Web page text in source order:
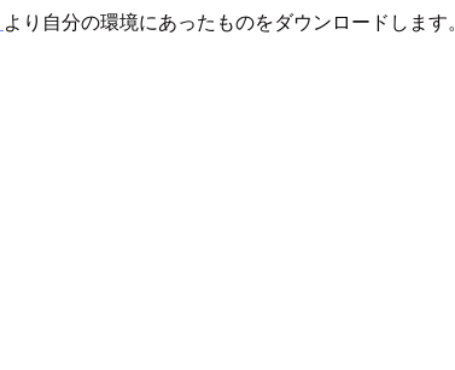
より自分の環境にあったものをダウンロードします。